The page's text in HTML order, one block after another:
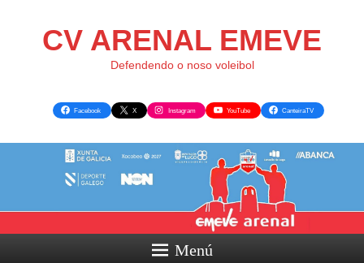
CV ARENAL EMEVE
Defendendo o noso voleibol
Facebook X Instagram YouTube CanteiraTV
Menú